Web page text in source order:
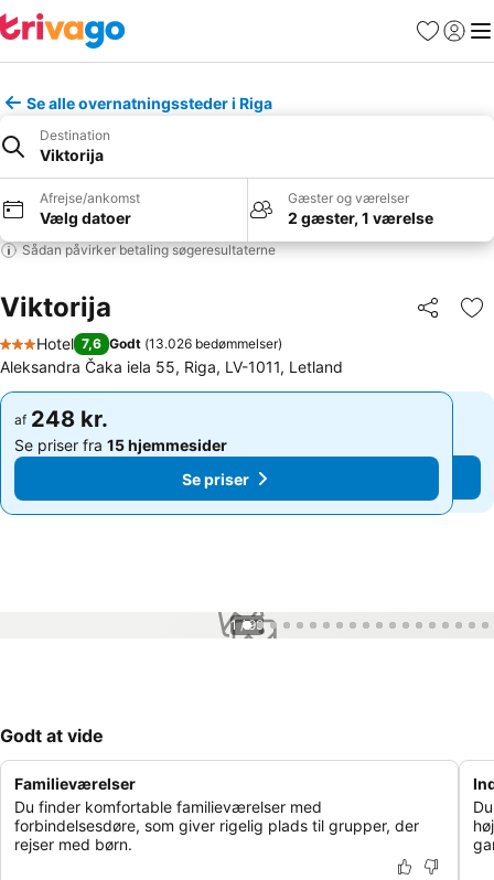
Favoritter
Log ind
Se alle overnatningssteder i Riga
Destination
Viktorija
Afrejse/ankomst
Vælg datoer
Gæster og værelser
2 gæster, 1 værelse
Sådan påvirker betaling søgeresultaterne
Viktorija Del
3 Stjerner
Hotel 7,6 Godt (13.026 bedømmelser)
Aleksandra Čaka iela 55, Riga, LV-1011, Letland
af 248 kr.
Se priser fra 15 hjemmesider
Se priser
af 248 kr.
Se priser fra 15 hjemmesider
Se priser
1 / 99
Godt at vide
Familieværelser
Du finder komfortable familieværelser med
forbindelsesdøre, som giver rigelig plads til grupper, der
rejser med børn.